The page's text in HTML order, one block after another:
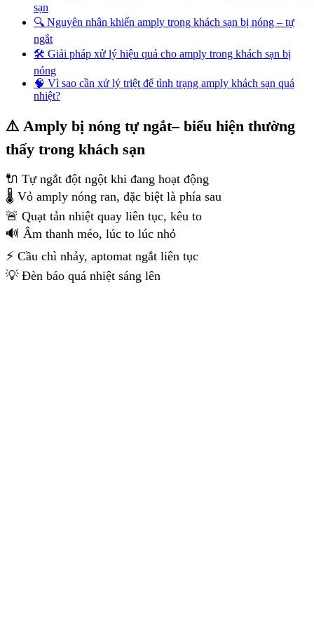
sạn
🔍 Nguyên nhân khiến amply trong khách sạn bị nóng – tự
ngắt
🛠️ Giải pháp xử lý hiệu quả cho amply trong khách sạn bị
nóng
🧠 Vì sao cần xử lý triệt để tình trạng amply khách sạn quá
nhiệt?
⚠️ Amply bị nóng tự ngắt– biểu hiện thường
thấy trong khách sạn
🔌 Tự ngắt đột ngột khi đang hoạt động
🌡️ Vỏ amply nóng ran, đặc biệt là phía sau
🚨 Quạt tản nhiệt quay liên tục, kêu to
🔊 Âm thanh méo, lúc to lúc nhỏ
⚡ Cầu chì nhảy, aptomat ngắt liên tục
💡 Đèn báo quá nhiệt sáng lên